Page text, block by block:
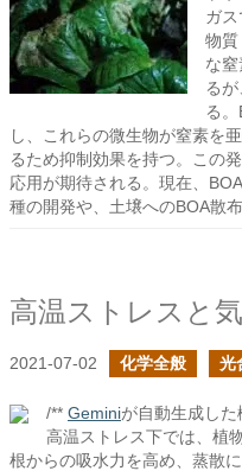
ガ
物質
な
る
る
し、これらの微生物が窒素を
るため抑制効果を持つ。この
応用が期待される。現在、
種の開発や、土壌へのBOA散
2021-07-02 化学全般 光
/** Geminiが自動生成した
高温ストレス下では、植
根からの吸水力を高め、蒸散